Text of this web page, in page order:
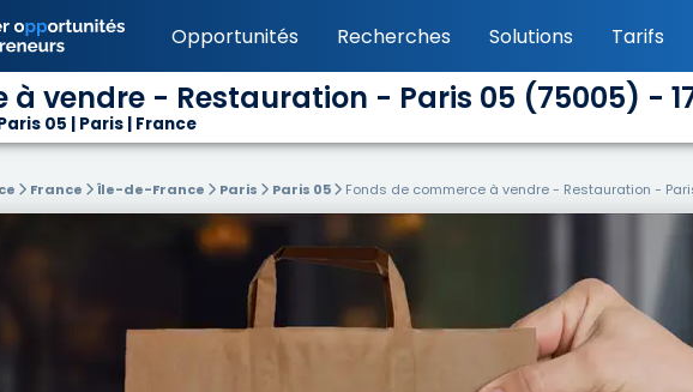
Opportunités Recherches Solutions Tarifs
à vendre - Restauration - Paris 05 (75005) -
05 | Paris | France
France Île-de-France Paris Paris 05 Fonds de commerce à vendre - Restauration -